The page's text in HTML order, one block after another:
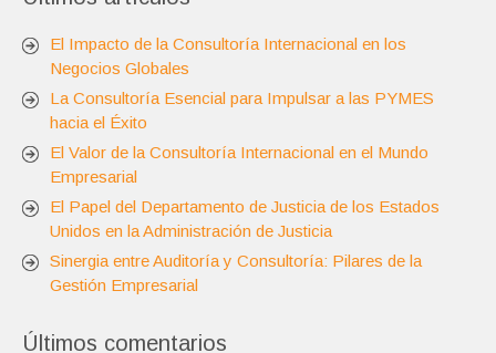
El Impacto de la Consultoría Internacional en los
Negocios Globales
La Consultoría Esencial para Impulsar a las PYMES
hacia el Éxito
El Valor de la Consultoría Internacional en el Mundo
Empresarial
El Papel del Departamento de Justicia de los Estados
Unidos en la Administración de Justicia
Sinergia entre Auditoría y Consultoría: Pilares de la
Gestión Empresarial
Últimos comentarios